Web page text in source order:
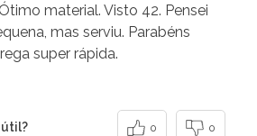
material. Visto 42. Pensei
mas serviu. Parabéns
super rápida.
0 0